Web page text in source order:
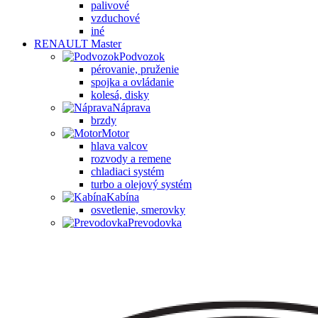
palivové
vzduchové
iné
RENAULT Master
Podvozok
pérovanie, pruženie
spojka a ovládanie
kolesá, disky
Náprava
brzdy
Motor
hlava valcov
rozvody a remene
chladiaci systém
turbo a olejový systém
Kabína
osvetlenie, smerovky
Prevodovka